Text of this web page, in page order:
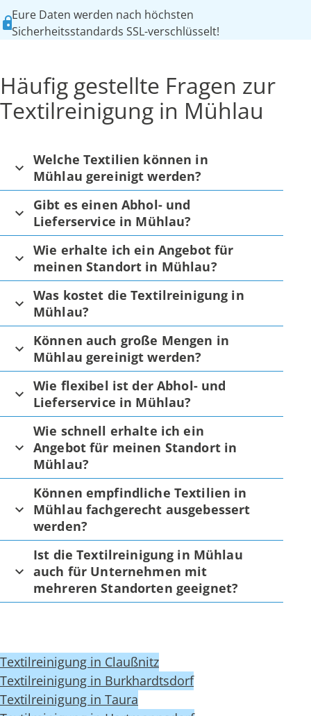
Eure Daten werden nach höchsten
Sicherheitsstandards SSL-verschlüsselt!
Häufig gestellte Fragen zur
Textilreinigung in Mühlau
Welche Textilien können in
Mühlau gereinigt werden?
Gibt es einen Abhol- und
Lieferservice in Mühlau?
Wie erhalte ich ein Angebot für
meinen Standort in Mühlau?
Was kostet die Textilreinigung in
Mühlau?
Können auch große Mengen in
Mühlau gereinigt werden?
Wie flexibel ist der Abhol- und
Lieferservice in Mühlau?
Wie schnell erhalte ich ein
Angebot für meinen Standort in
Mühlau?
Können empfindliche Textilien in
Mühlau fachgerecht ausgebessert
werden?
Ist die Textilreinigung in Mühlau
auch für Unternehmen mit
mehreren Standorten geeignet?
Textilreinigung in Claußnitz
Textilreinigung in Burkhardtsdorf
Textilreinigung in Taura